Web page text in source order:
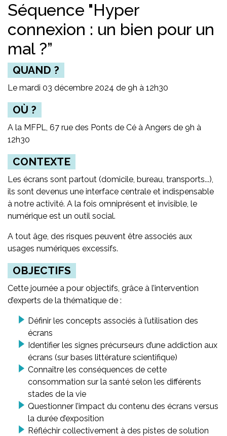
Séquence "Hyper
connexion : un bien pour un
mal ?”
QUAND ?
Le mardi 03 décembre 2024 de 9h à 12h30
OÙ ?
A la MFPL, 67 rue des Ponts de Cé à Angers de 9h à
12h30
CONTEXTE
Les écrans sont partout (domicile, bureau, transports...),
ils sont devenus une interface centrale et indispensable
à notre activité. A la fois omniprésent et invisible, le
numérique est un outil social.
A tout âge, des risques peuvent être associés aux
usages numériques excessifs.
OBJECTIFS
Cette journée a pour objectifs, grâce à l’intervention
d’experts de la thématique de :
Définir les concepts associés à l’utilisation des
écrans
Identifier les signes précurseurs d’une addiction aux
écrans (sur bases littérature scientifique)
Connaître les conséquences de cette
consommation sur la santé selon les différents
stades de la vie
Questionner l’impact du contenu des écrans versus
la durée d’exposition
Réfléchir collectivement à des pistes de solution